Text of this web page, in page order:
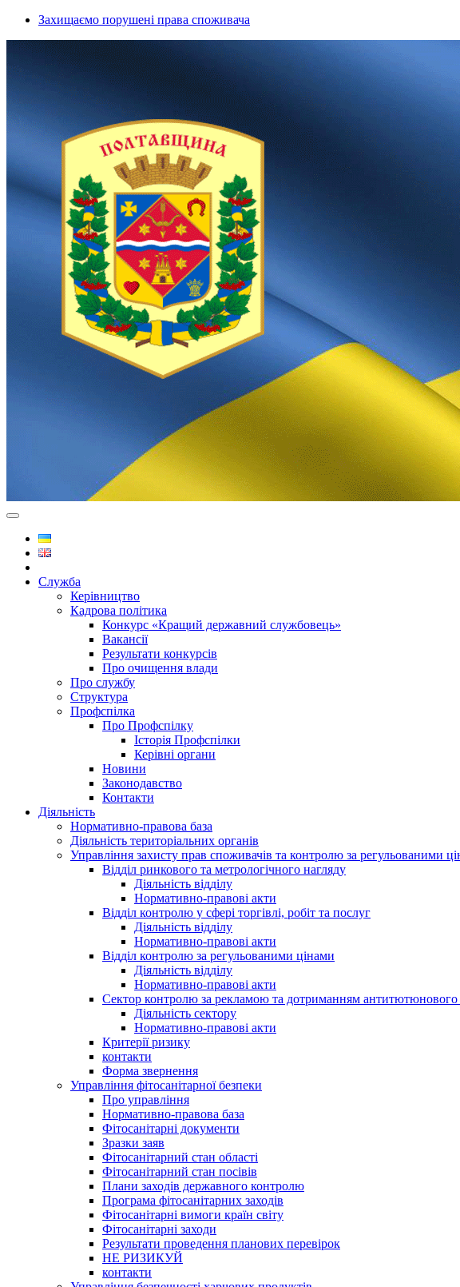
Захищаємо порушені права споживача
Служба
Керівництво
Кадрова політика
Конкурс «Кращий державний службовець»
Вакансії
Результати конкурсів
Про очищення влади
Про службу
Структура
Профспілка
Про Профспілку
Історія Профспілки
Керівні органи
Новини
Законодавство
Контакти
Діяльність
Нормативно-правова база
Діяльність територіальних органів
Управління захисту прав споживачів та контролю за регульованими
Відділ ринкового та метрологічного нагляду
Діяльність відділу
Нормативно-правові акти
Відділ контролю у сфері торгівлі, робіт та послуг
Діяльність відділу
Нормативно-правові акти
Відділ контролю за регульованими цінами
Діяльність відділу
Нормативно-правові акти
Сектор контролю за рекламою та дотриманням антитютюнового
Діяльність сектору
Нормативно-правові акти
Критерії ризику
контакти
Форма звернення
Управління фітосанітарної безпеки
Про управління
Нормативно-правова база
Фітосанітарні документи
Зразки заяв
Фітосанітарний стан області
Фітосанітарний стан посівів
Плани заходів державного контролю
Програма фітосанітарних заходів
Фітосанітарні вимоги країн світу
Фітосанітарні заходи
Результати проведення планових перевірок
НЕ РИЗИКУЙ
контакти